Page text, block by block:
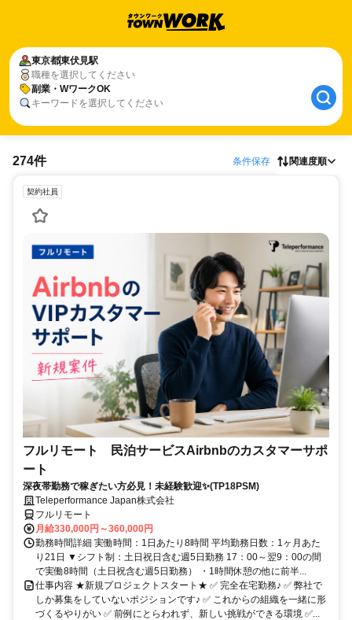
東京都東伏見駅
職種を選択してください
副業・WワークOK
キーワードを選択してください
274件 条件保存 関連度順
契約社員
フルリモート 民泊サービスAirbnbのカスタマーサポ
ート
深夜帯勤務で稼ぎたい方必見！未経験歓迎✨(TP18PSM)
Teleperformance Japan株式会社
フルリモート
月給330,000円～360,000円
勤務時間詳細 実働時間：1日あたり8時間 平均勤務日数：1ヶ月あた
り21日 ▼シフト制：土日祝日含む週5日勤務 17：00～翌9：00の間
で実働8時間（土日祝含む週5日勤務） ・1時間休憩の他に前半...
仕事内容 ★新規プロジェクトスタート★ ✅ 完全在宅勤務♪ ✅ 弊社で
しか募集をしていないポジションです♪ ✅ これからの組織を一緒に形
づくるやりがい ✅ 前例にとらわれず、新しい挑戦ができる環境 ✅...